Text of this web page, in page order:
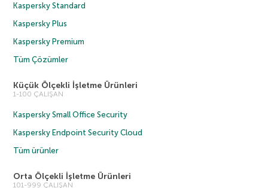
Kaspersky Standard
Kaspersky Plus
Kaspersky Premium
Tüm Çözümler
Küçük Ölçekli İşletme Ürünleri
1-100 ÇALIŞAN
Kaspersky Small Office Security
Kaspersky Endpoint Security Cloud
Tüm ürünler
Orta Ölçekli İşletme Ürünleri
101-999 ÇALIŞAN